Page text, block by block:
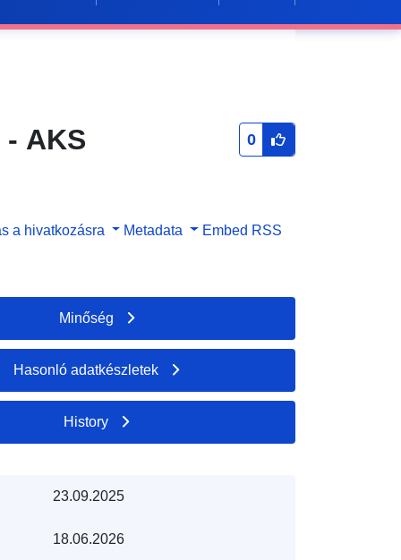
AKS
0
a hivatkozásra Metadata Embed RSS
Minőség
Hasonló adatkészletek
History
23.09.2025
18.06.2026